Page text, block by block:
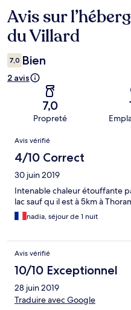
Avis
Avis sur
du Villard
7,0 Bien
2 avis
7,0
Propreté
Avis
Avis vérifié
4/10 Correct
30 juin 2019
Intenable chaleur étouffante
lac sauf qu il est à 5km à
nadia, séjour de 1 nuit
Avis vérifié
10/10 Exceptionnel
28 juin 2019
Traduire avec Google